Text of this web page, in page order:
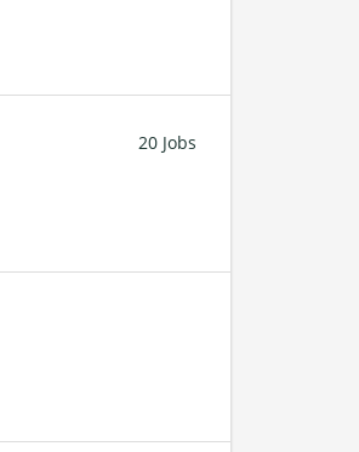
20 Jobs